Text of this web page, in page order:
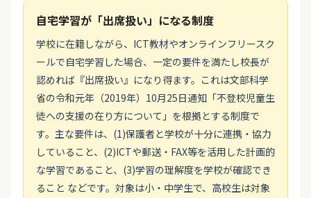
自宅学習が「出席扱い」になる制度
学校に在籍しながら、ICT教材やオンラインフリースク
ールで自宅学習した場合、一定の要件を満たし校長が
認めれば『出席扱い』になり得ます。これは文部科学
省の令和元年（2019年）10月25日通知「不登校児童生
徒への支援の在り方について」を根拠とする制度で
す。主な要件は、(1)保護者と学校が十分に連携・協力
していること、(2)ICTや郵送・FAX等を活用した計画的
な学習であること、(3)学習の理解度を学校が確認でき
ること などです。対象は小・中学生で、高校生は対象